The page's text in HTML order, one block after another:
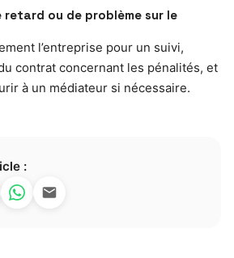
retard ou de problème sur le
l’entreprise pour un suivi,
contrat concernant les pénalités, et
à un médiateur si nécessaire.
: